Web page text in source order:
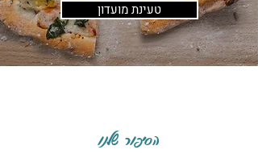
טעינת מועדון
הסיפור שלנו